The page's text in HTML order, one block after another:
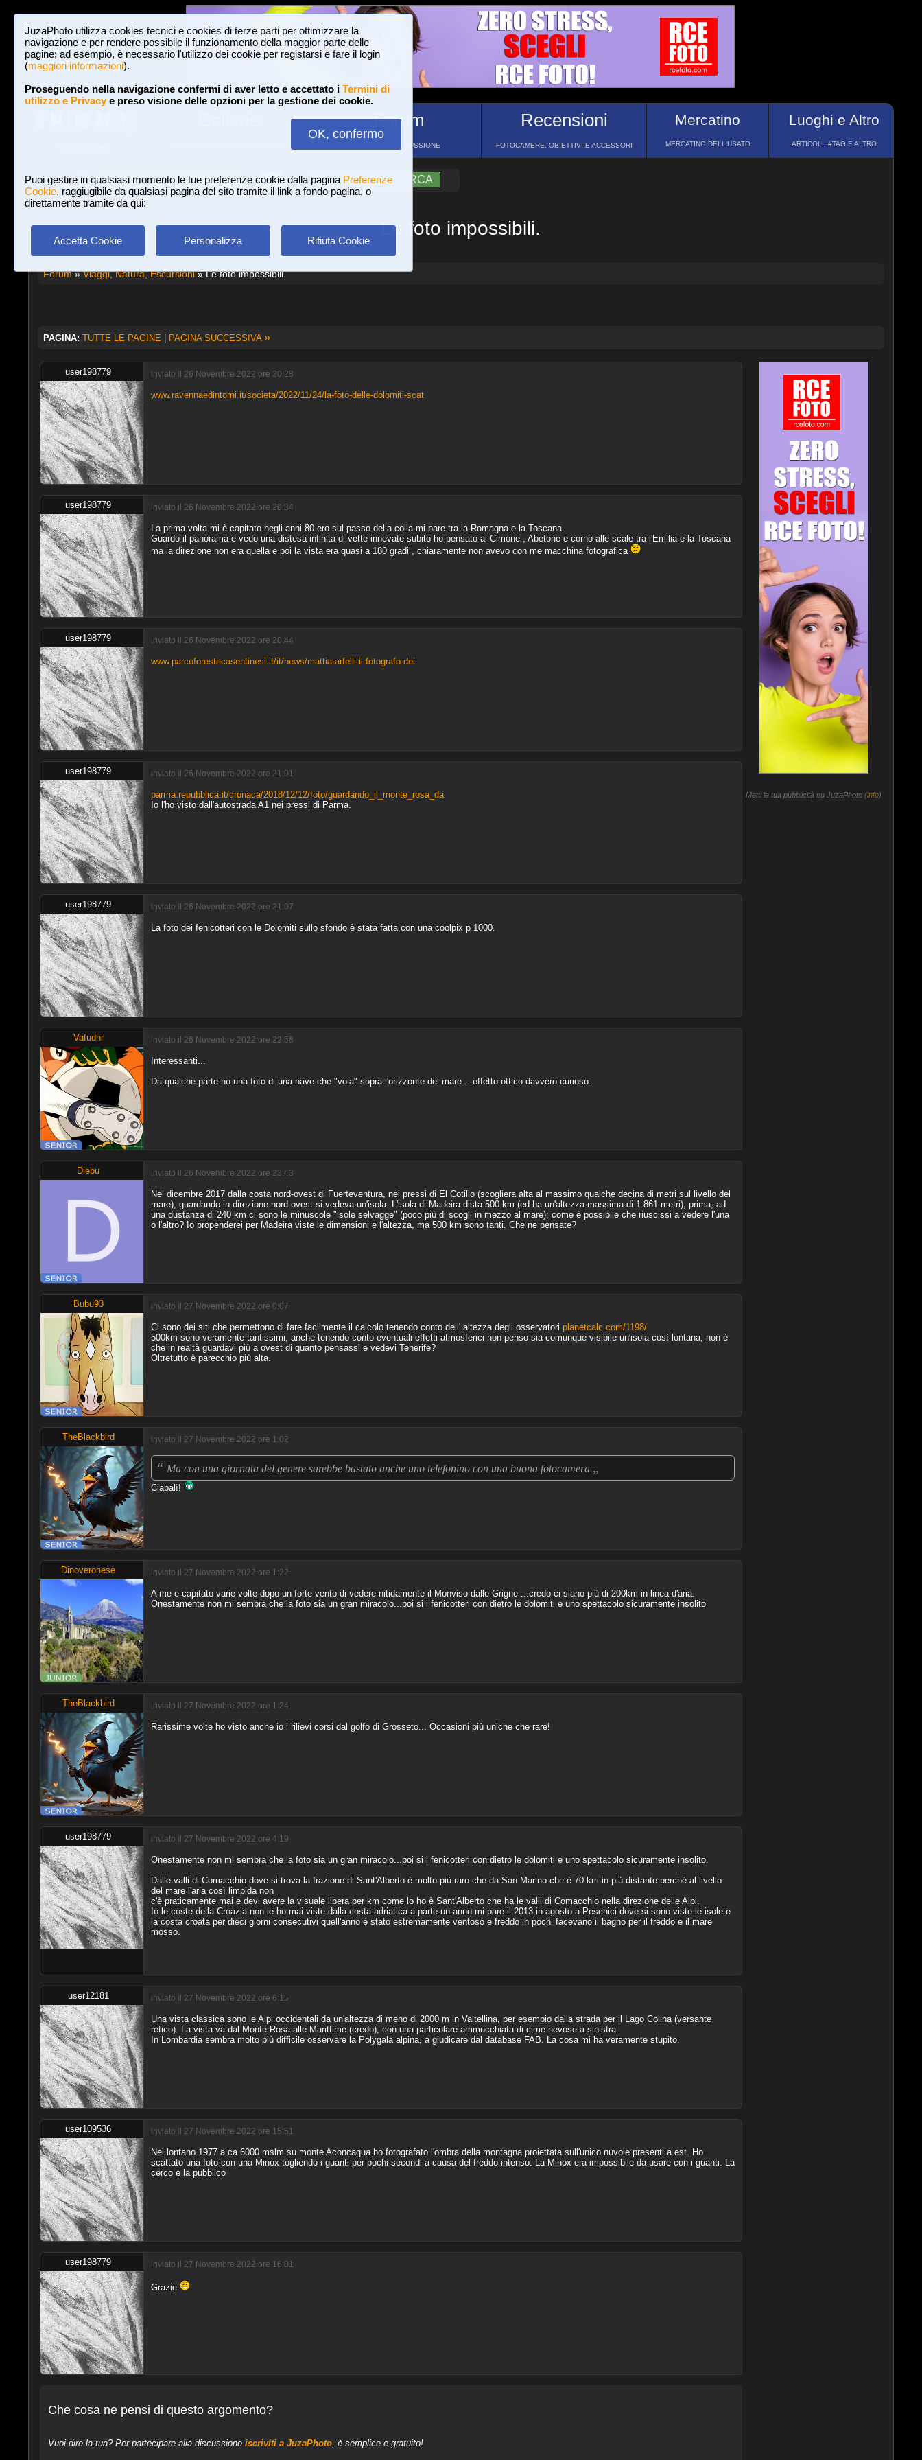
JuzaPhoto utilizza cookies tecnici e cookies di terze parti per ottimizzare la
navigazione e per rendere possibile il funzionamento della maggior parte delle
pagine; ad esempio, è necessario l'utilizzo dei cookie per registarsi e fare il login
(maggiori informazioni).
Proseguendo nella navigazione confermi di aver letto e accettato i Termini di
utilizzo e Privacye preso visione delle opzioni per la gestione dei cookie.
OK, confermo
Puoi gestire in qualsiasi momento le tue preferenze cookie dalla pagina Preferenze
Cookie, raggiugibile da qualsiasi pagina del sito tramite il link a fondo pagina, o
direttamente tramite da qui:
Accetta Cookie Personalizza Rifiuta Cookie
Forum
FORUM DI DISCUSSIONE
Recensioni
FOTOCAMERE, OBIETTIVI E ACCESSORI
Mercatino
MERCATINO DELL'USATO
Luoghi e Altro
ARTICOLI, #TAG E ALTRO
Login Iscriviti a JuzaPhoto! A A ?AIUTO RICERCA
Le foto impossibili.
Forum»Viaggi, Natura, Escursioni» Le foto impossibili.
PAGINA: TUTTE LE PAGINE | PAGINA SUCCESSIVA »
user198779 inviato il 26 Novembre 2022 ore 20:28
www.ravennaedintorni.it/societa/2022/11/24/la-foto-delle-dolomiti-scat
user198779 inviato il 26 Novembre 2022 ore 20:34
La prima volta mi è capitato negli anni 80 ero sul passo della colla mi pare tra la Romagna e la Toscana.
Guardo il panorama e vedo una distesa infinita di vette innevate subito ho pensato al Cimone , Abetone e corno alle scale tra l'Emilia e la Toscana
ma la direzione non era quella e poi la vista era quasi a 180 gradi , chiaramente non avevo con me macchina fotografica
user198779 inviato il 26 Novembre 2022 ore 20:44
www.parcoforestecasentinesi.it/it/news/mattia-arfelli-il-fotografo-dei
user198779 inviato il 26 Novembre 2022 ore 21:01
parma.repubblica.it/cronaca/2018/12/12/foto/guardando_il_monte_rosa_da
Io l'ho visto dall'autostrada A1 nei pressi di Parma.
user198779 inviato il 26 Novembre 2022 ore 21:07
La foto dei fenicotteri con le Dolomiti sullo sfondo è stata fatta con una coolpix p 1000.
Vafudhr inviato il 26 Novembre 2022 ore 22:58
Interessanti...
Da qualche parte ho una foto di una nave che "vola" sopra l'orizzonte del mare... effetto ottico davvero curioso.
Diebu inviato il 26 Novembre 2022 ore 23:43
Nel dicembre 2017 dalla costa nord-ovest di Fuerteventura, nei pressi di El Cotillo (scogliera alta al massimo qualche decina di metri sul livello del
mare), guardando in direzione nord-ovest si vedeva un'isola. L'isola di Madeira dista 500 km (ed ha un'altezza massima di 1.861 metri); prima, ad
una dustanza di 240 km ci sono le minuscole "isole selvagge" (poco più di scogli in mezzo al mare); come è possibile che riuscissi a vedere l'una
o l'altro? Io propenderei per Madeira viste le dimensioni e l'altezza, ma 500 km sono tanti. Che ne pensate?
Bubu93 inviato il 27 Novembre 2022 ore 0:07
Ci sono dei siti che permettono di fare facilmente il calcolo tenendo conto dell' altezza degli osservatori planetcalc.com/1198/
500km sono veramente tantissimi, anche tenendo conto eventuali effetti atmosferici non penso sia comunque visibile un'isola così lontana, non è
che in realtà guardavi più a ovest di quanto pensassi e vedevi Tenerife?
Oltretutto è parecchio più alta.
TheBlackbird inviato il 27 Novembre 2022 ore 1:02
“ Ma con una giornata del genere sarebbe bastato anche uno telefonino con una buona fotocamera „
Ciapalì!
Dinoveronese inviato il 27 Novembre 2022 ore 1:22
A me e capitato varie volte dopo un forte vento di vedere nitidamente il Monviso dalle Grigne ...credo ci siano più di 200km in linea d'aria.
Onestamente non mi sembra che la foto sia un gran miracolo...poi si i fenicotteri con dietro le dolomiti e uno spettacolo sicuramente insolito
TheBlackbird inviato il 27 Novembre 2022 ore 1:24
Rarissime volte ho visto anche io i rilievi corsi dal golfo di Grosseto... Occasioni più uniche che rare!
user198779 inviato il 27 Novembre 2022 ore 4:19
Onestamente non mi sembra che la foto sia un gran miracolo...poi si i fenicotteri con dietro le dolomiti e uno spettacolo sicuramente insolito.
Dalle valli di Comacchio dove si trova la frazione di Sant'Alberto è molto più raro che da San Marino che è 70 km in più distante perché al livello
del mare l'aria così limpida non
c'è praticamente mai e devi avere la visuale libera per km come lo ho è Sant'Alberto che ha le valli di Comacchio nella direzione delle Alpi.
Io le coste della Croazia non le ho mai viste dalla costa adriatica a parte un anno mi pare il 2013 in agosto a Peschici dove si sono viste le isole e
la costa croata per dieci giorni consecutivi quell'anno è stato estremamente ventoso e freddo in pochi facevano il bagno per il freddo e il mare
mosso.
user12181 inviato il 27 Novembre 2022 ore 6:15
Una vista classica sono le Alpi occidentali da un'altezza di meno di 2000 m in Valtellina, per esempio dalla strada per il Lago Colina (versante
retico). La vista va dal Monte Rosa alle Marittime (credo), con una particolare ammucchiata di cime nevose a sinistra.
In Lombardia sembra molto più difficile osservare la Polygala alpina, a giudicare dal database FAB. La cosa mi ha veramente stupito.
user109536 inviato il 27 Novembre 2022 ore 15:51
Nel lontano 1977 a ca 6000 mslm su monte Aconcagua ho fotografato l'ombra della montagna proiettata sull'unico nuvole presenti a est. Ho
scattato una foto con una Minox togliendo i guanti per pochi secondi a causa del freddo intenso. La Minox era impossibile da usare con i guanti. La
cerco e la pubblico
user198779 inviato il 27 Novembre 2022 ore 16:01
Grazie
Che cosa ne pensi di questo argomento?
Vuoi dire la tua? Per partecipare alla discussione iscriviti a JuzaPhoto, è semplice e gratuito!
Metti la tua pubblicità su JuzaPhoto (info)